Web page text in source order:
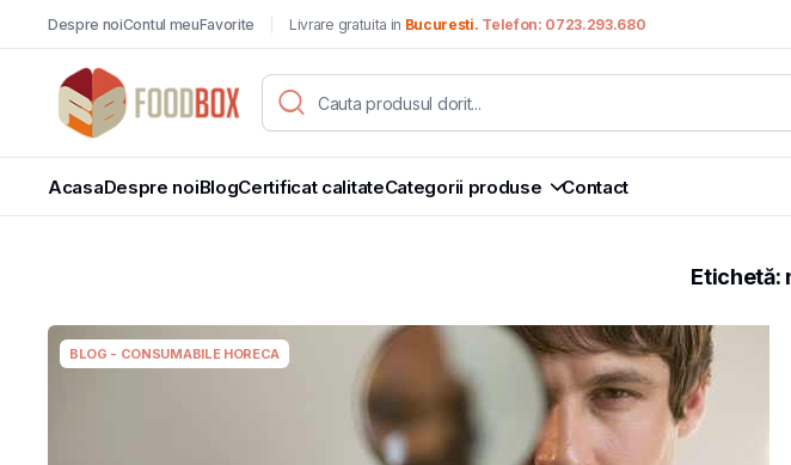
Despre noiContul meuFavorite Livrare gratuita in Bucuresti. Telefon: 0723.293.680
AcasaDespre noiBlogCertificat calitateCategorii produse Contact
Etichetă:
BLOG - CONSUMABILE HORECA